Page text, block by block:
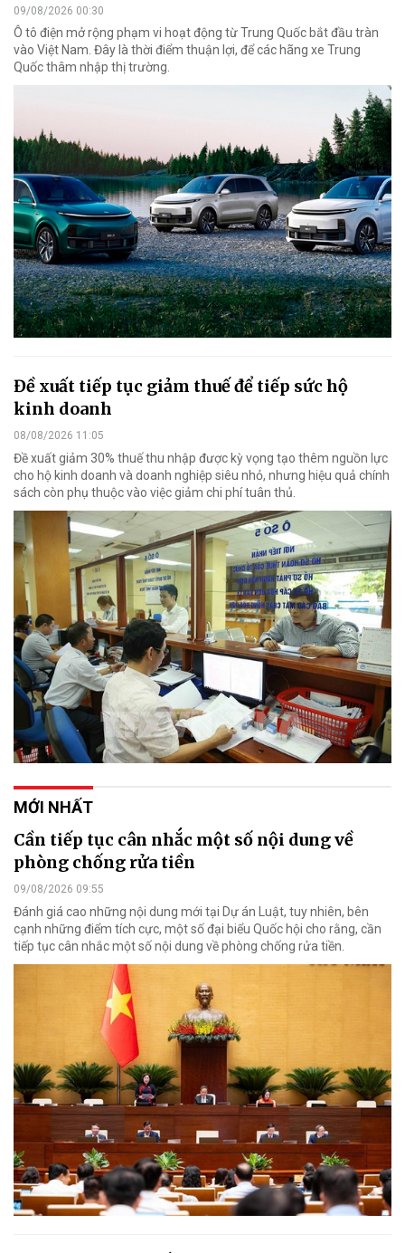
09/08/2026 00:30
Ô tô điện mở rộng phạm vi hoạt động từ Trung Quốc bắt đầu tràn
vào Việt Nam. Đây là thời điểm thuận lợi, để các hãng xe Trung
Quốc thâm nhập thị trường.
Đề xuất tiếp tục giảm thuế để tiếp sức hộ
kinh doanh
08/08/2026 11:05
Đề xuất giảm 30% thuế thu nhập được kỳ vọng tạo thêm nguồn lực
cho hộ kinh doanh và doanh nghiệp siêu nhỏ, nhưng hiệu quả chính
sách còn phụ thuộc vào việc giảm chi phí tuân thủ.
MỚI NHẤT
Cần tiếp tục cân nhắc một số nội dung về
phòng chống rửa tiền
09/08/2026 09:55
Đánh giá cao những nội dung mới tại Dự án Luật, tuy nhiên, bên
cạnh những điểm tích cực, một số đại biểu Quốc hội cho rằng, cần
tiếp tục cân nhắc một số nội dung về phòng chống rửa tiền.